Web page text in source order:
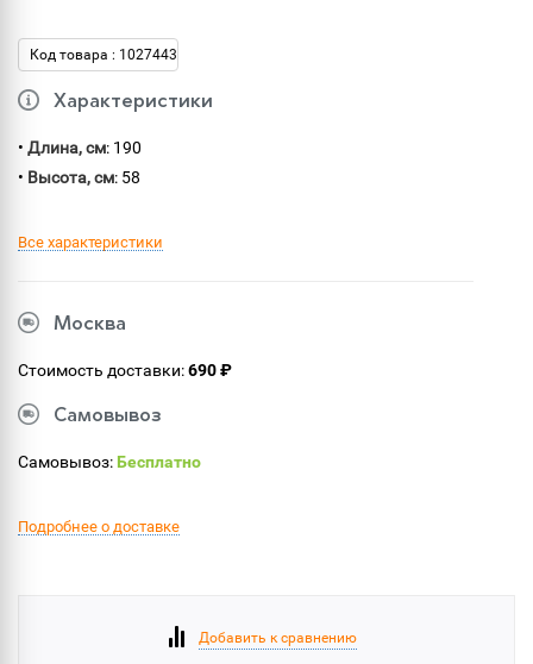
Код товара : 1027443
Характеристики
• Длина, см: 190
• Высота, см: 58
Все характеристики
Москва
Стоимость доставки:690 ₽
Самовывоз
Самовывоз:Бесплатно
Подробнее о доставке
Добавить к сравнению